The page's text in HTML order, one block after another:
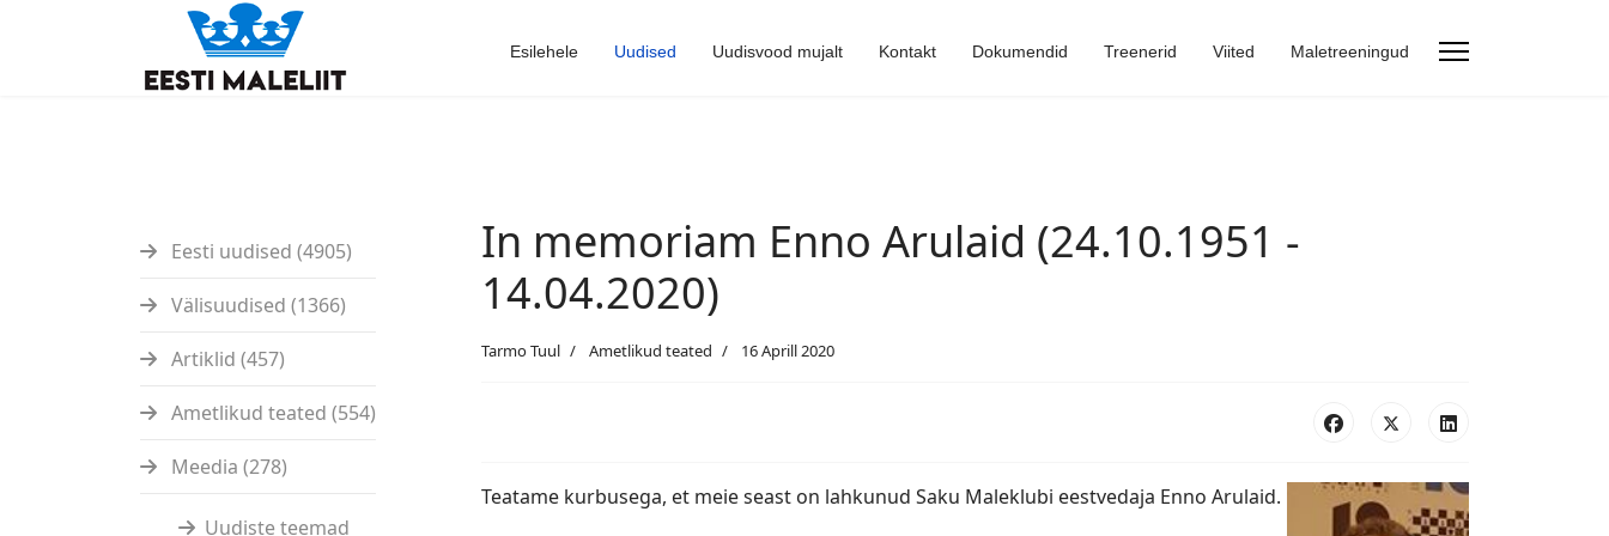
Esilehele Uudised Uudisvood mujalt Kontakt Dokumendid Treenerid Viited Maletreeningud
Eesti uudised (4905)
Välisuudised (1366)
Artiklid (457)
Ametlikud teated (554)
Meedia (278)
Uudiste teemad
In memoriam Enno Arulaid (24.10.1951 -
14.04.2020)
Tarmo Tuul Ametlikud teated 16 Aprill 2020
Teatame kurbusega, et meie seast on lahkunud Saku Maleklubi eestvedaja Enno Arulaid.